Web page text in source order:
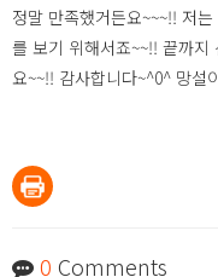
정말 만족했거든요~~~!! 저
를 보기 위해서죠~~!! 끝까
요~~!! 감사합니다~^0^ 망설
0 Comments